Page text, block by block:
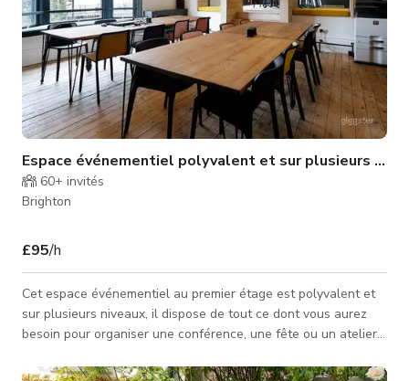
Espace événementiel polyvalent et sur plusieurs
60+ invités
Brighton
£95/h
Cet espace événementiel au premier étage est polyvalent et
sur plusieurs niveaux, il dispose de tout ce dont vous aurez
besoin pour organiser une conférence, une fête ou un atelier.
personnes debout Les heures d'ouverture sont normalement